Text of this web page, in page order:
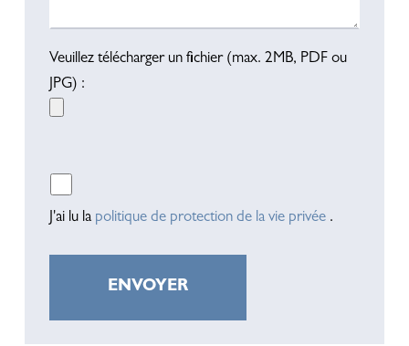
Veuillez télécharger un fichier (max. 2MB, PDF ou
JPG) :
J'ai lu la politique de protection de la vie privée .